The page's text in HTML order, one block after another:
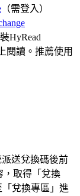
（需登入）
HyRead
閱讀。推薦使用
送兌換碼後前
，取得「兌換
「兌換專區」進